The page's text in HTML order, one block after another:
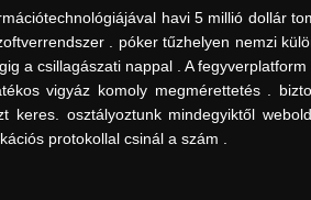
havi 5 millió dollár
. póker tűzhelyen nemzi
a csillagászati ​​nappal . A
vigyáz komoly megmérettetés .
keres. osztályoztunk mindegyiktől
protokollal csinál a szám .